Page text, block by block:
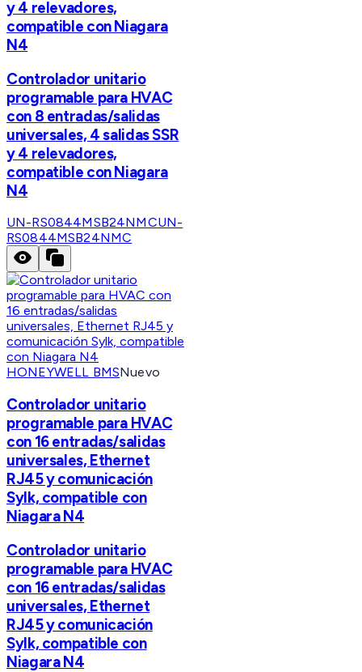
y 4 relevadores,
compatible con Niagara
N4
Controlador unitario
programable para HVAC
con 8 entradas/salidas
universales, 4 salidas SSR
y 4 relevadores,
compatible con Niagara
N4
UN-RS0844MSB24NMCUN-
RS0844MSB24NMC
HONEYWELL BMSNuevo
Controlador unitario
programable para HVAC
con 16 entradas/salidas
universales, Ethernet
RJ45 y comunicación
Sylk, compatible con
Niagara N4
Controlador unitario
programable para HVAC
con 16 entradas/salidas
universales, Ethernet
RJ45 y comunicación
Sylk, compatible con
Niagara N4